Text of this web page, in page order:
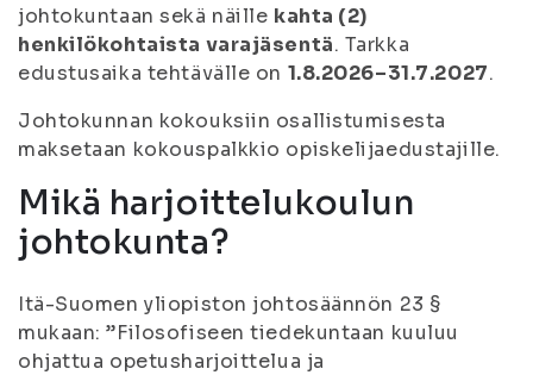
johtokuntaan sekä näille kahta (2)
henkilökohtaista varajäsentä. Tarkka
edustusaika tehtävälle on 1.8.2026–31.7.2027.
Johtokunnan kokouksiin osallistumisesta
maksetaan kokouspalkkio opiskelijaedustajille.
Mikä harjoittelukoulun
johtokunta?
Itä-Suomen yliopiston johtosäännön 23 §
mukaan: ”Filosofiseen tiedekuntaan kuuluu
ohjattua opetusharjoittelua ja